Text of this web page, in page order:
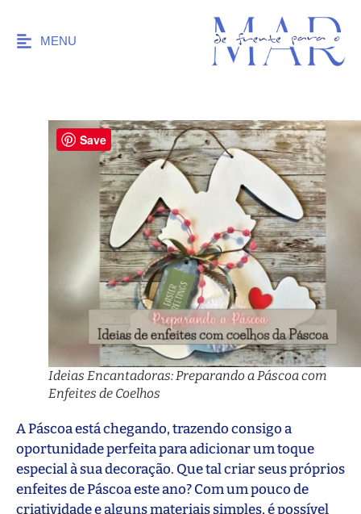
MENU
Ideias Encantadoras: Preparando a Páscoa com
Enfeites de Coelhos
A Páscoa está chegando, trazendo consigo a
oportunidade perfeita para adicionar um toque
especial à sua decoração. Que tal criar seus próprios
enfeites de Páscoa este ano? Com um pouco de
criatividade e alguns materiais simples, é possível
Save